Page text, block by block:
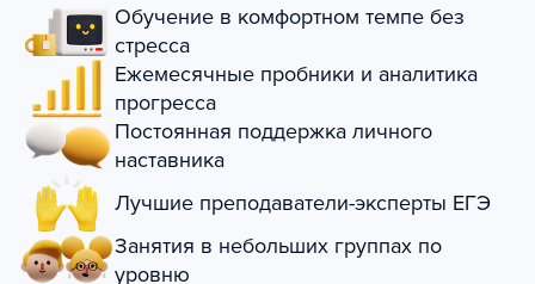
Обучение в комфортном темпе без
стресса
Ежемесячные пробники и аналитика
прогресса
Постоянная поддержка личного
наставника
Лучшие преподаватели-эксперты ЕГЭ
Занятия в небольших группах по
уровню